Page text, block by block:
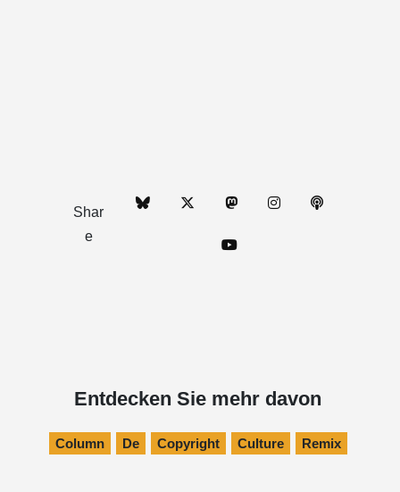
Shar
e
Entdecken Sie mehr davon
Column De Copyright Culture Remix